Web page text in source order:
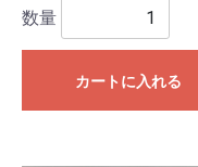
数量
カートに入れる